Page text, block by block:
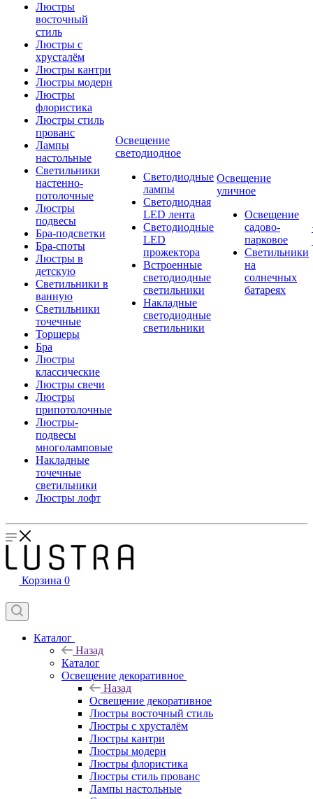
Люстры
восточный
стиль
Люстры с
хрусталём
Люстры кантри
Люстры модерн
Люстры
флористика
Люстры стиль
прованс
Лампы
настольные
Светильники
настенно-
потолочные
Люстры
подвесы
Бра-подсветки
Бра-споты
Люстры в
детскую
Светильники в
ванную
Светильники
точечные
Торшеры
Бра
Люстры
классические
Люстры свечи
Люстры
припотолочные
Люстры-
подвесы
многоламповые
Накладные
точечные
светильники
Люстры лофт
Освещение
светодиодное
Светодиодные
лампы
Светодиодная
LED лента
Светодиодные
LED
прожектора
Встроенные
светодиодные
светильники
Накладные
светодиодные
светильники
Освещение
уличное
Освещение
садово-
парковое
Светильники
на
солнечных
батареях
Корзина 0
Каталог
Назад
Каталог
Освещение декоративное
Назад
Освещение декоративное
Люстры восточный стиль
Люстры с хрусталём
Люстры кантри
Люстры модерн
Люстры флористика
Люстры стиль прованс
Лампы настольные